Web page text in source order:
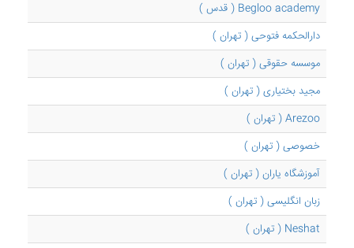
Begloo academy ( قدس )
دارالحکمه فتوحی ( تهران )
موسسه حقوقی ( تهران )
مجید بختیاری ( تهران )
Arezoo ( تهران )
خصوصی ( تهران )
آموزشگاه یاران ( تهران )
زبان انگلیسی ( تهران )
Neshat ( تهران )